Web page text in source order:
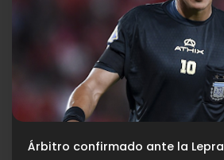
Árbitro confirmado ante la Lepra